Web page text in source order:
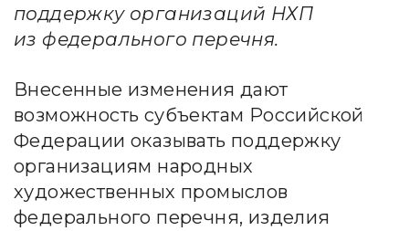
поддержку организаций НХП
из федерального перечня.
Внесенные изменения дают
возможность субъектам Российской
Федерации оказывать поддержку
организациям народных
художественных промыслов
федерального перечня, изделия